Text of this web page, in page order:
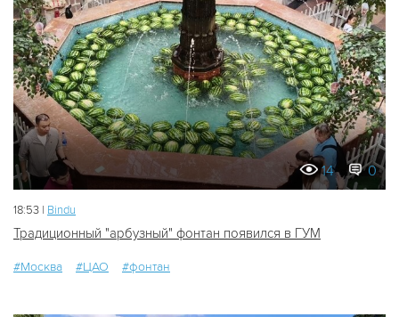
14 0
18:53 | Bindu
Традиционный "арбузный" фонтан появился в ГУМ
#Москва #ЦАО #фонтан